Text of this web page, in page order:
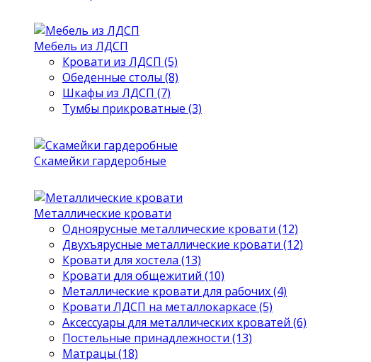
Мебель из ЛДСП
Кровати из ЛДСП (5)
Обеденные столы (8)
Шкафы из ЛДСП (7)
Тумбы прикроватные (3)
Скамейки гардеробные
Металлические кровати
Одноярусные металлические кровати (12)
Двухъярусные металлические кровати (12)
Кровати для хостела (13)
Кровати для общежитий (10)
Металлические кровати для рабочих (4)
Кровати ЛДСП на металлокаркасе (5)
Аксессуары для металлических кроватей (6)
Постельные принадлежности (13)
Матрацы (18)